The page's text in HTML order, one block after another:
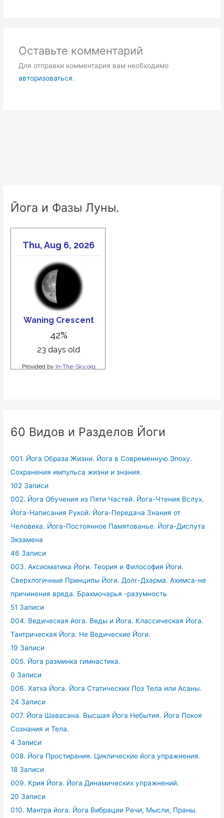
Оставьте комментарий
Для отправки комментария вам необходимо
авторизоваться.
Йога и Фазы Луны.
60 Видов и Разделов Йоги
001. Йога Образа Жизни. Йога в Современную Эпоху.
Сохранения импульса жизни и знания.
102 Записи
002. Йога Обучения из Пяти Частей. Йога-Чтения Вслух.
Йога-Написания Рукой. Йога-Передача Знания от
Человека. Йога-Постоянное Памятованье. Йога-Диспута
Экзамена
46 Записи
003. Аксиоматика Йоги. Теория и Философия Йоги.
Сверхлогичные Принципы Йоги. Долг-Дхарма. Ахимса-не
причинения вреда. Брахмочарья -разумность
51 Записи
004. Ведическая йога. Веды и Йога. Классическая Йога.
Тантрическая Йога. Не Ведические Йоги.
19 Записи
005. Йога разминка гимнастика.
0 Записи
006. Хатха Йога. Йога Статических Поз Тела или Асаны.
24 Записи
007. Йога Шавасана. Высшая Йога Небытия. Йога Покоя
Сознания и Тела.
4 Записи
008. Йога Простирания. Циклические йога упражнения.
18 Записи
009. Крия Йога. Йога Динамических упражнений.
20 Записи
010. Мантра йога. Йога Вибрации Речи, Мысли, Праны.